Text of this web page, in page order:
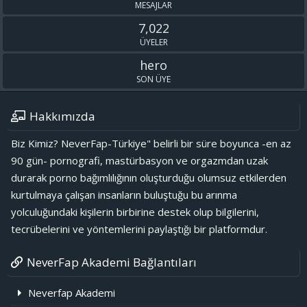
MESAJLAR
7,022
ÜYELER
hero
SON ÜYE
Hakkımızda
Biz Kimiz? NeverFap-Türkiye" belirli bir süre boyunca -en az
90 gün- pornografi, mastürbasyon ve orgazmdan uzak
durarak porno bağımlılığının oluşturduğu olumsuz etkilerden
kurtulmaya çalışan insanların buluştuğu bu arınma
yolculuğundaki kişilerin birbirine destek olup bilgilerini,
tecrübelerini ve yöntemlerini paylaştığı bir platformdur.
NeverFap Akademi Bağlantıları
Neverfap Akademi